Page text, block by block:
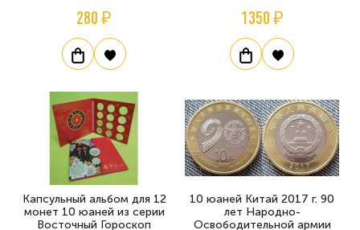
280 ₽ 1350 ₽
Капсульный альбом для 12
монет 10 юаней из серии
Восточный Гороскоп
10 юаней Китай 2017 г. 90
лет Народно-
Освободительной армии